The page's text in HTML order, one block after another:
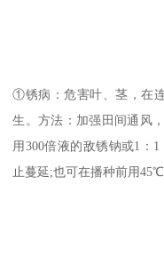
①锈病：危害叶、茎，在
生。方法：加强田间通风
用300倍液的敌锈钠或1：
止蔓延;也可在播种前用45℃